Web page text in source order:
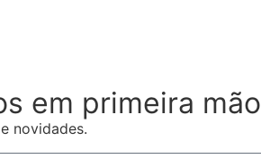
em primeira mão
novidades.